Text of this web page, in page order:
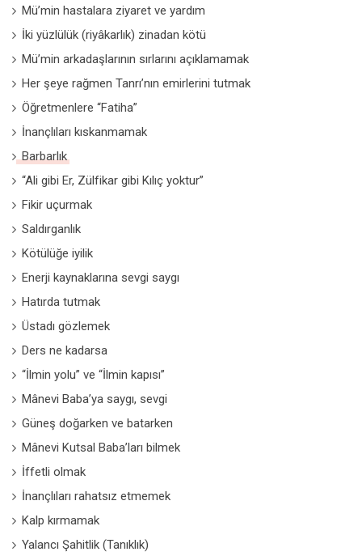
Mü’min hastalara ziyaret ve yardım
İki yüzlülük (riyâkarlık) zinadan kötü
Mü’min arkadaşlarının sırlarını açıklamamak
Her şeye rağmen Tanrı’nın emirlerini tutmak
Öğretmenlere “Fatiha”
İnançlıları kıskanmamak
Barbarlık
“Ali gibi Er, Zülfikar gibi Kılıç yoktur”
Fikir uçurmak
Saldırganlık
Kötülüğe iyilik
Enerji kaynaklarına sevgi saygı
Hatırda tutmak
Üstadı gözlemek
Ders ne kadarsa
“İlmin yolu” ve “İlmin kapısı”
Mânevi Baba’ya saygı, sevgi
Güneş doğarken ve batarken
Mânevi Kutsal Baba’ları bilmek
İffetli olmak
İnançlıları rahatsız etmemek
Kalp kırmamak
Yalancı Şahitlik (Tanıklık)